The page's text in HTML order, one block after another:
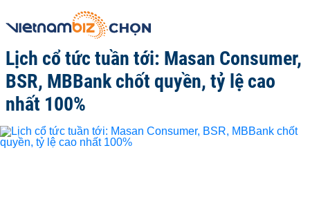
Lịch cổ tức tuần tới: Masan Consumer,
BSR, MBBank chốt quyền, tỷ lệ cao
nhất 100%